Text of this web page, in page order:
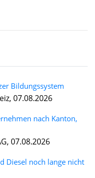
Bildungssystem
07.08.2026
nach Kanton,
07.08.2026
Diesel noch lange nicht